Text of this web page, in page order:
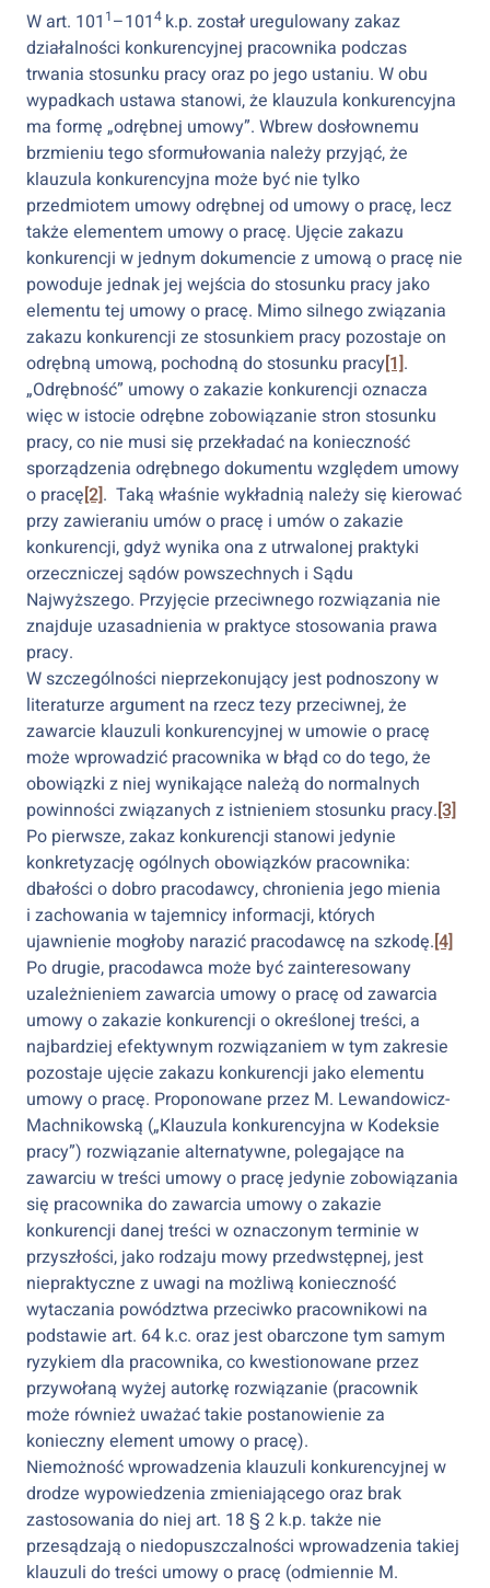
W art. 101 1–1014 k.p. został uregulowany zakaz
działalności konkurencyjnej pracownika podczas
trwania stosunku pracy oraz po jego ustaniu. W obu
wypadkach ustawa stanowi, że klauzula konkurencyjna
ma formę „odrębnej umowy”. Wbrew dosłownemu
brzmieniu tego sformułowania należy przyjąć, że
klauzula konkurencyjna może być nie tylko
przedmiotem umowy odrębnej od umowy o pracę, lecz
także elementem umowy o pracę. Ujęcie zakazu
konkurencji w jednym dokumencie z umową o pracę nie
powoduje jednak jej wejścia do stosunku pracy jako
elementu tej umowy o pracę. Mimo silnego związania
zakazu konkurencji ze stosunkiem pracy pozostaje on
odrębną umową, pochodną do stosunku pracy[1].
„Odrębność” umowy o zakazie konkurencji oznacza
więc w istocie odrębne zobowiązanie stron stosunku
pracy, co nie musi się przekładać na konieczność
sporządzenia odrębnego dokumentu względem umowy
o pracę[2]. Taką właśnie wykładnią należy się kierować
przy zawieraniu umów o pracę i umów o zakazie
konkurencji, gdyż wynika ona z utrwalonej praktyki
orzeczniczej sądów powszechnych i Sądu
Najwyższego. Przyjęcie przeciwnego rozwiązania nie
znajduje uzasadnienia w praktyce stosowania prawa
pracy.
W szczególności nieprzekonujący jest podnoszony w
literaturze argument na rzecz tezy przeciwnej, że
zawarcie klauzuli konkurencyjnej w umowie o pracę
może wprowadzić pracownika w błąd co do tego, że
obowiązki z niej wynikające należą do normalnych
powinności związanych z istnieniem stosunku pracy.[3]
Po pierwsze, zakaz konkurencji stanowi jedynie
konkretyzację ogólnych obowiązków pracownika:
dbałości o dobro pracodawcy, chronienia jego mienia
i zachowania w tajemnicy informacji, których
ujawnienie mogłoby narazić pracodawcę na szkodę.[4]
Po drugie, pracodawca może być zainteresowany
uzależnieniem zawarcia umowy o pracę od zawarcia
umowy o zakazie konkurencji o określonej treści, a
najbardziej efektywnym rozwiązaniem w tym zakresie
pozostaje ujęcie zakazu konkurencji jako elementu
umowy o pracę. Proponowane przez M. Lewandowicz-
Machnikowską („Klauzula konkurencyjna w Kodeksie
pracy”) rozwiązanie alternatywne, polegające na
zawarciu w treści umowy o pracę jedynie zobowiązania
się pracownika do zawarcia umowy o zakazie
konkurencji danej treści w oznaczonym terminie w
przyszłości, jako rodzaju mowy przedwstępnej, jest
niepraktyczne z uwagi na możliwą konieczność
wytaczania powództwa przeciwko pracownikowi na
podstawie art. 64 k.c. oraz jest obarczone tym samym
ryzykiem dla pracownika, co kwestionowane przez
przywołaną wyżej autorkę rozwiązanie (pracownik
może również uważać takie postanowienie za
konieczny element umowy o pracę).
Niemożność wprowadzenia klauzuli konkurencyjnej w
drodze wypowiedzenia zmieniającego oraz brak
zastosowania do niej art. 18 § 2 k.p. także nie
przesądzają o niedopuszczalności wprowadzenia takiej
klauzuli do treści umowy o pracę (odmiennie M.